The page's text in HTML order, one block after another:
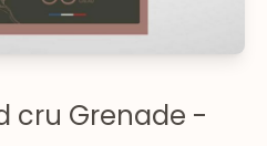
cru Grenade -